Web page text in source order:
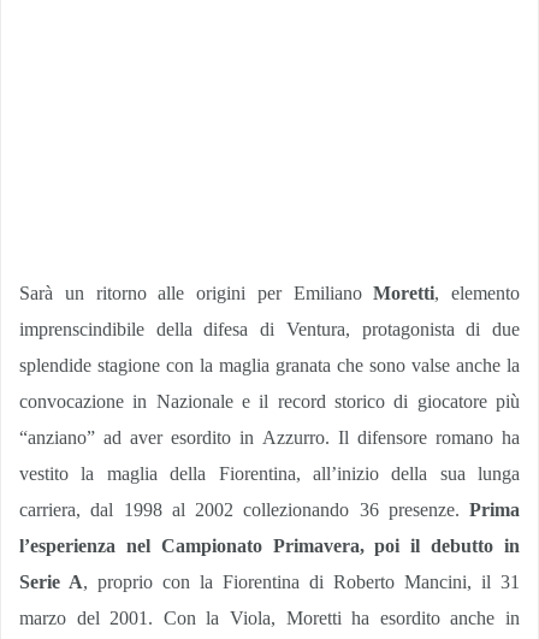
Sarà un ritorno alle origini per EmilianoMoretti, elemento
imprenscindibile della difesa di Ventura, protagonista di due
splendide stagione con la maglia granata che sono valse anche la
convocazione in Nazionale e il record storico di giocatore più
“anziano” ad aver esordito in Azzurro. Il difensore romano ha
vestito la maglia della Fiorentina, all’inizio della sua lunga
carriera, dal 1998 al 2002 collezionando 36 presenze. Prima
l’esperienza nel Campionato Primavera, poi il debutto in
Serie A, proprio con la Fiorentina di Roberto Mancini, il 31
marzo del 2001. Con la Viola, Moretti ha esordito anche in